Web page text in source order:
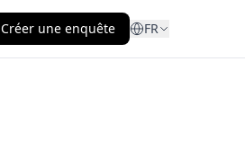
Créer une enquête FR